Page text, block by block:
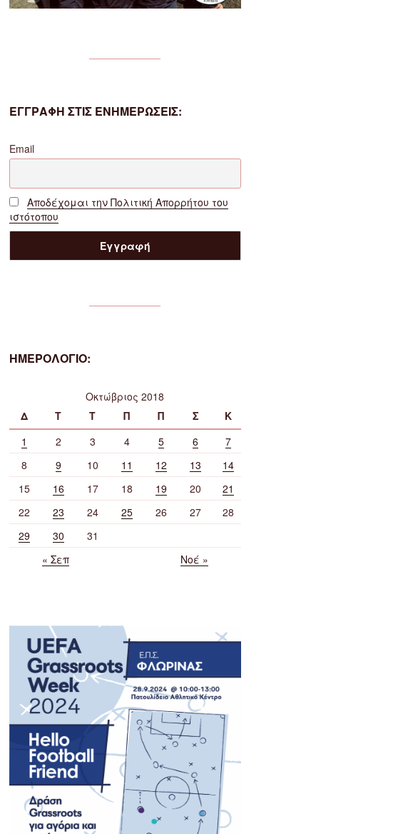
ΕΓΓΡΑΦΗ ΣΤΙΣ ΕΝΗΜΕΡΩΣΕΙΣ:
Email
Αποδέχομαι την Πολιτική Απορρήτου του
ιστότοπου
ΗΜΕΡΟΛΟΓΙΟ:
Οκτώβριος 2018
Δ
Τ Τ Π Π Σ
Κ
1
2 3 4 5 6
7
8
9 10 11 12 13
14
15
16 17 18 19 20
21
22
23 24 25 26 27
28
29
30
31
« Σεπ
Νοέ »